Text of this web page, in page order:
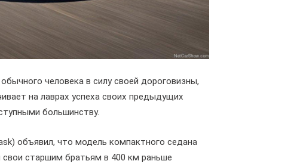
человека в силу своей дороговизны,
на лаврах успеха своих предыдущих
большинству.
объявил, что модель компактного седана
свои старшим братьям в 400 км раньше